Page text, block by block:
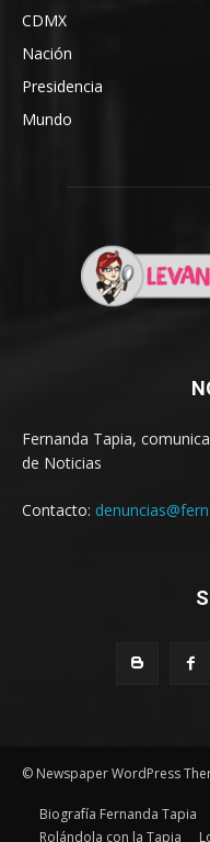
CDMX
Nación
Presidencia
Mundo
Fernanda Tapia,
de Noticias
Contacto:
© Newspaper WordPress
Biografía Fernanda Tapia
Rolándola con la Tapia